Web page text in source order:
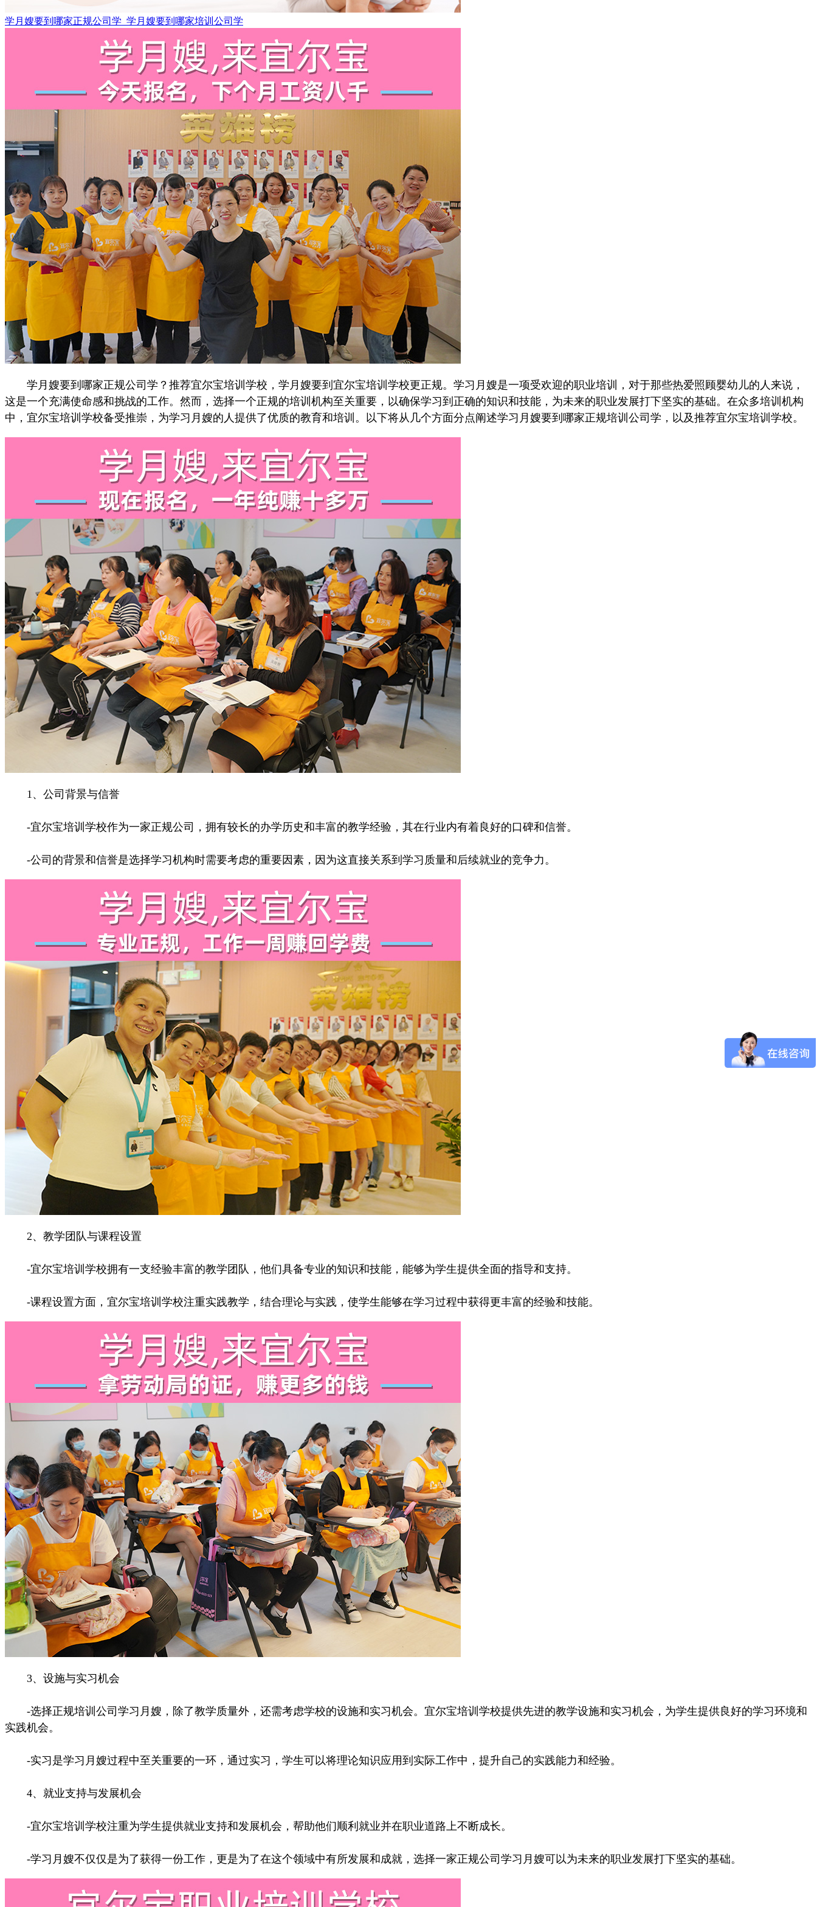
学月嫂要到哪家正规公司学_学月嫂要到哪家培训公司学
学月嫂要到哪家正规公司学？推荐宜尔宝培训学校，学月嫂要到宜尔宝培训学校更正规。学习月嫂是一项受欢迎的职业培训，对于那些热爱照顾婴幼儿的人来说，
这是一个充满使命感和挑战的工作。然而，选择一个正规的培训机构至关重要，以确保学习到正确的知识和技能，为未来的职业发展打下坚实的基础。在众多培训机构
中，宜尔宝培训学校备受推崇，为学习月嫂的人提供了优质的教育和培训。以下将从几个方面分点阐述学习月嫂要到哪家正规培训公司学，以及推荐宜尔宝培训学校。
1、公司背景与信誉
-宜尔宝培训学校作为一家正规公司，拥有较长的办学历史和丰富的教学经验，其在行业内有着良好的口碑和信誉。
-公司的背景和信誉是选择学习机构时需要考虑的重要因素，因为这直接关系到学习质量和后续就业的竞争力。
2、教学团队与课程设置
-宜尔宝培训学校拥有一支经验丰富的教学团队，他们具备专业的知识和技能，能够为学生提供全面的指导和支持。
-课程设置方面，宜尔宝培训学校注重实践教学，结合理论与实践，使学生能够在学习过程中获得更丰富的经验和技能。
3、设施与实习机会
-选择正规培训公司学习月嫂，除了教学质量外，还需考虑学校的设施和实习机会。宜尔宝培训学校提供先进的教学设施和实习机会，为学生提供良好的学习环境和
实践机会。
-实习是学习月嫂过程中至关重要的一环，通过实习，学生可以将理论知识应用到实际工作中，提升自己的实践能力和经验。
4、就业支持与发展机会
-宜尔宝培训学校注重为学生提供就业支持和发展机会，帮助他们顺利就业并在职业道路上不断成长。
-学习月嫂不仅仅是为了获得一份工作，更是为了在这个领域中有所发展和成就，选择一家正规公司学习月嫂可以为未来的职业发展打下坚实的基础。